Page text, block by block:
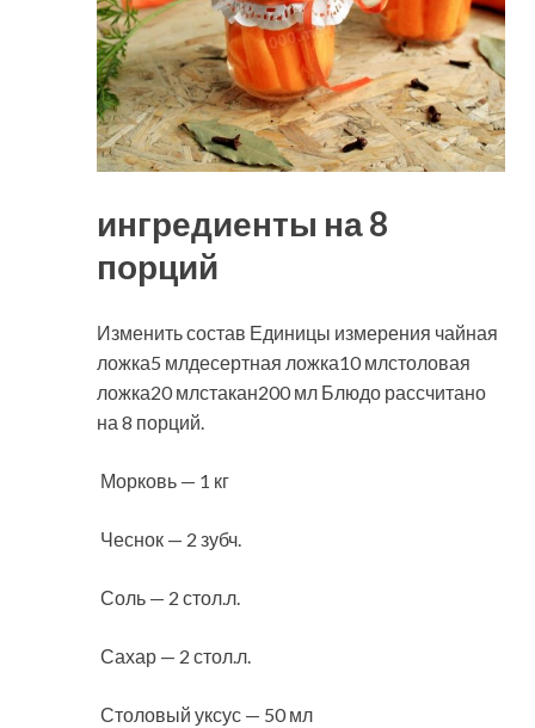
ингредиенты на 8
порций
Изменить состав Единицы измерения чайная
ложка5 млдесертная ложка10 млстоловая
ложка20 млстакан200 мл Блюдо рассчитано
на 8 порций.
Морковь — 1 кг
Чеснок — 2 зубч.
Соль — 2 стол.л.
Сахар — 2 стол.л.
Столовый уксус — 50 мл